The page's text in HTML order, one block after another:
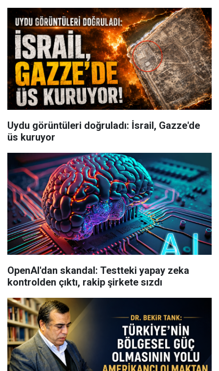
Uydu görüntüleri doğruladı: İsrail, Gazze'de
üs kuruyor
OpenAI'dan skandal: Testteki yapay zeka
kontrolden çıktı, rakip şirkete sızdı